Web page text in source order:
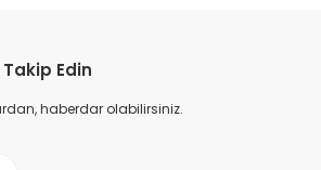
Edin
haberdar olabilirsiniz.